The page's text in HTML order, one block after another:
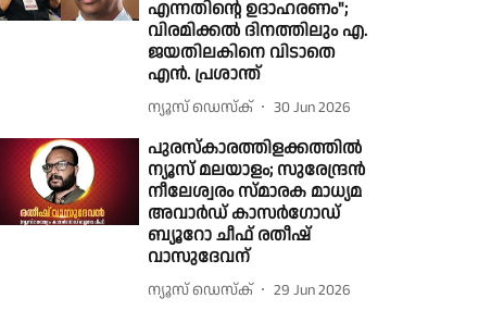
എന്നതിൻ്റെ ഉദാഹരണം";
വിരമിക്കല്‍ ദിനത്തിലും എ.
ജയതിലകിനെ വിടാതെ
എന്‍. പ്രശാന്ത്
ന്യൂസ് ഡെസ്ക് 30 Jun 2026
പുരസ്കാരത്തിളക്കത്തിൽ
ന്യൂസ് മലയാളം; സുരേന്ദ്രന്‍
നീലേശ്വരം സ്മാരക മാധ്യമ
അവാര്‍ഡ് കാസർഗോഡ്
ബ്യൂറോ ചീഫ് രതീഷ്
വാസുദേവന്
ന്യൂസ് ഡെസ്ക് 29 Jun 2026